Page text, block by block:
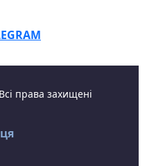
права захищені